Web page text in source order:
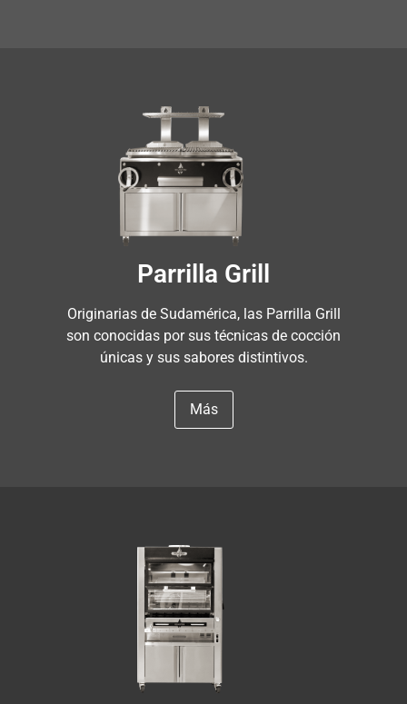
Parrilla Grill
Originarias de Sudamérica, las Parrilla Grill
son conocidas por sus técnicas de cocción
únicas y sus sabores distintivos.
Más